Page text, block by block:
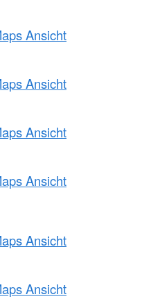
Ansicht
Ansicht
Ansicht
Ansicht
Ansicht
Ansicht